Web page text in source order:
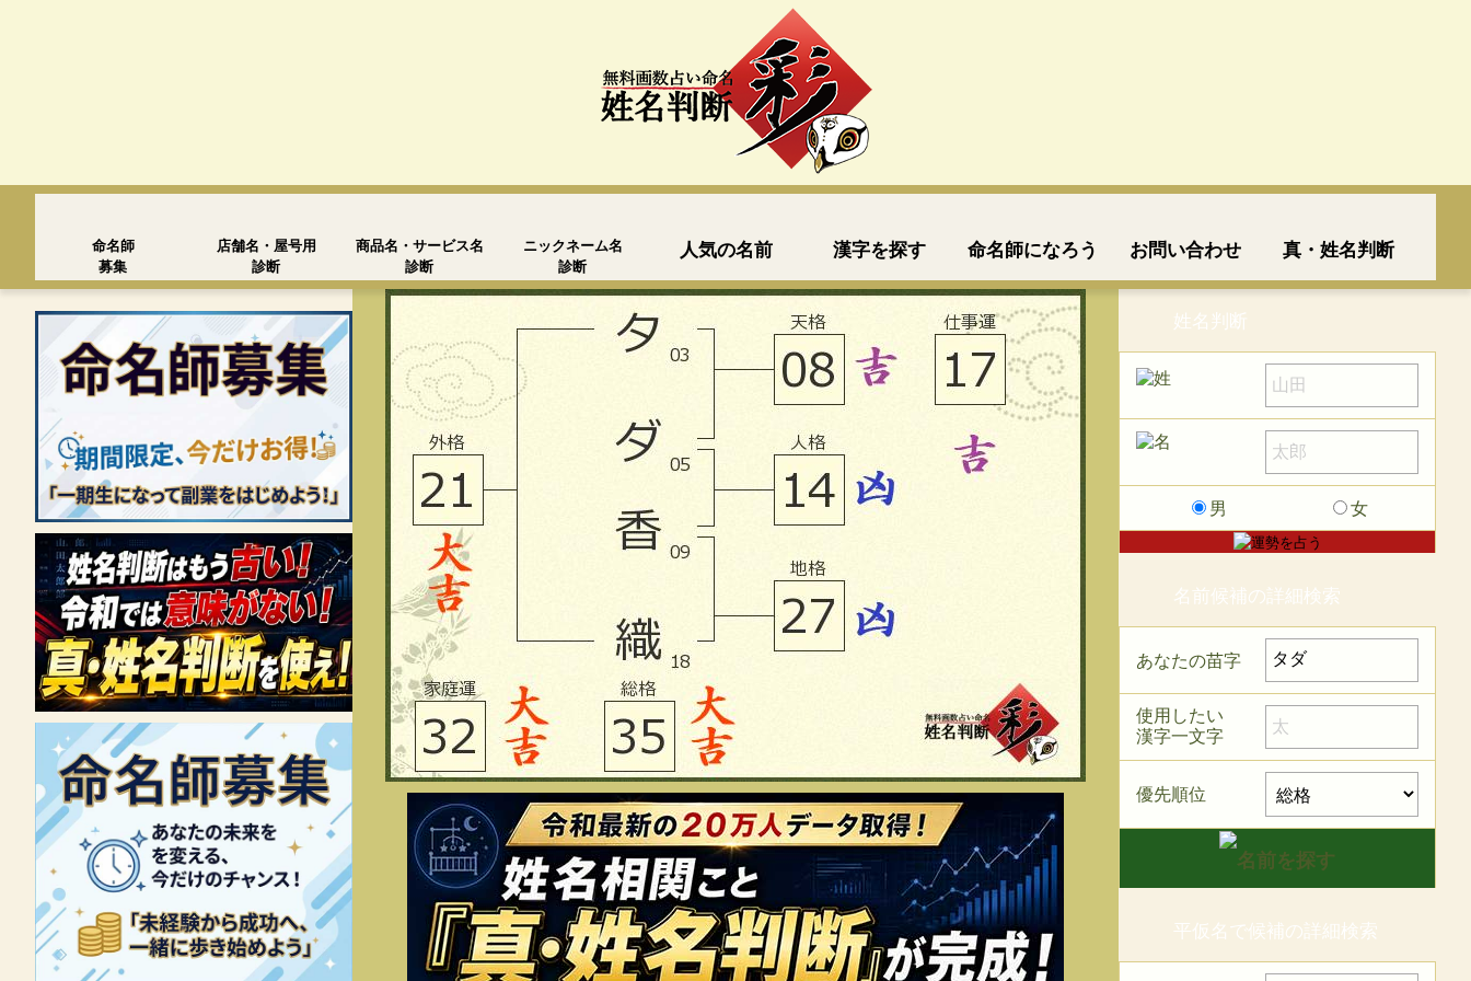
命名師
募集
店舗名・屋号用
診断
商品名・サービス名
診断
ニックネーム名
診断
人気の名前 漢字を探す 命名師になろう お問い合わせ 真・姓名判断
姓名判断
男 女
名前候補の詳細検索
あなたの苗字
使用したい
漢字一文字
優先順位
平仮名で候補の詳細検索